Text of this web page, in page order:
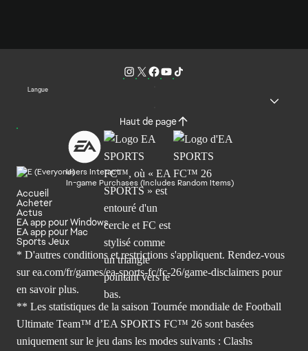
Langue
Haut de page
Users Interact
In-game Purchases (Includes Random Items)
Accueil
Acheter
Actus
EA app pour Windows
EA app pour Mac
Sports Jeux
* D'autres conditions et restrictions s'appliquent. Rendez-vous
sur ea.com/fr/games/ea-sports-fc/fc-26/game-disclaimers pour
en savoir plus.
** Les statistiques de la saison Tournée mondiale de Football
Ultimate Team™ d’EA SPORTS FC™ 26 sont basées
uniquement sur le jeu dans les modes suivants : Clashs